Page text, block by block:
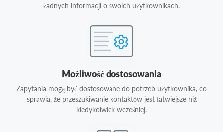
żadnych informacji o swoich użytkownikach.
Możliwość dostosowania
Zapytania mogą być dostosowane do potrzeb użytkownika, co
sprawia, że przeszukiwanie kontaktów jest łatwiejsze niż
kiedykolwiek wcześniej.